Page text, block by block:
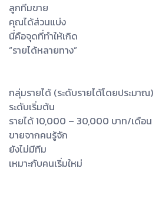
ลูกทีมขาย
คุณได้ส่วนแบ่ง
นี่คือจุดที่ทำให้เกิด
“รายได้หลายทาง”
กลุ่มรายได้ (ระดับรายได้โดยประมาณ)
ระดับเริ่มต้น
รายได้ 10,000 – 30,000 บาท/เดือน
ขายจากคนรู้จัก
ยังไม่มีทีม
เหมาะกับคนเริ่มใหม่